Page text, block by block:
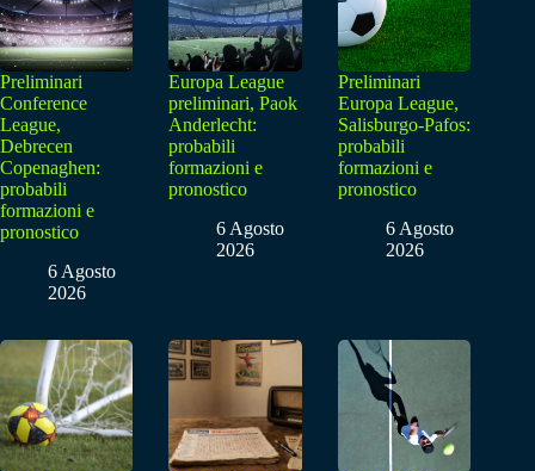
Preliminari
Conference
League,
Debrecen
Copenaghen:
probabili
formazioni e
pronostico
6 Agosto
2026
Europa League
preliminari, Paok
Anderlecht:
probabili
formazioni e
pronostico
6 Agosto
2026
Preliminari
Europa League,
Salisburgo-Pafos:
probabili
formazioni e
pronostico
6 Agosto
2026